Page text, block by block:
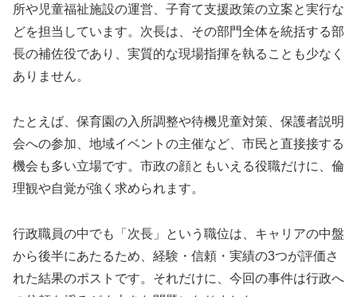
所や児童福祉施設の運営、子育て支援政策の立案と実行な
どを担当しています。次長は、その部門全体を統括する部
長の補佐役であり、実質的な現場指揮を執ることも少なく
ありません。
たとえば、保育園の入所調整や待機児童対策、保護者説明
会への参加、地域イベントの主催など、市民と直接接する
機会も多い立場です。市政の顔ともいえる役職だけに、倫
理観や自覚が強く求められます。
行政職員の中でも「次長」という職位は、キャリアの中盤
から後半にあたるため、経験・信頼・実績の3つが評価さ
れた結果のポストです。それだけに、今回の事件は行政へ